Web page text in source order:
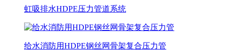
虹吸排水HDPE压力管道系统
给水消防用HDPE钢丝网骨架复合压力管